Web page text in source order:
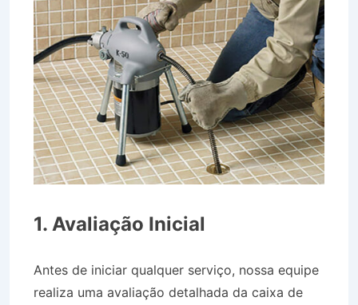
1. Avaliação Inicial
Antes de iniciar qualquer serviço, nossa equipe
realiza uma avaliação detalhada da caixa de